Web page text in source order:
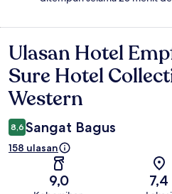
Ulasan
Ulasan Hotel
Sure Hotel
Western
8,6 Sangat Bagus
158 ulasan
9,0 7,4